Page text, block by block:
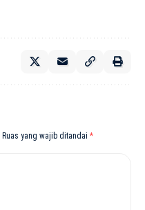
Ruas yang wajib ditandai *